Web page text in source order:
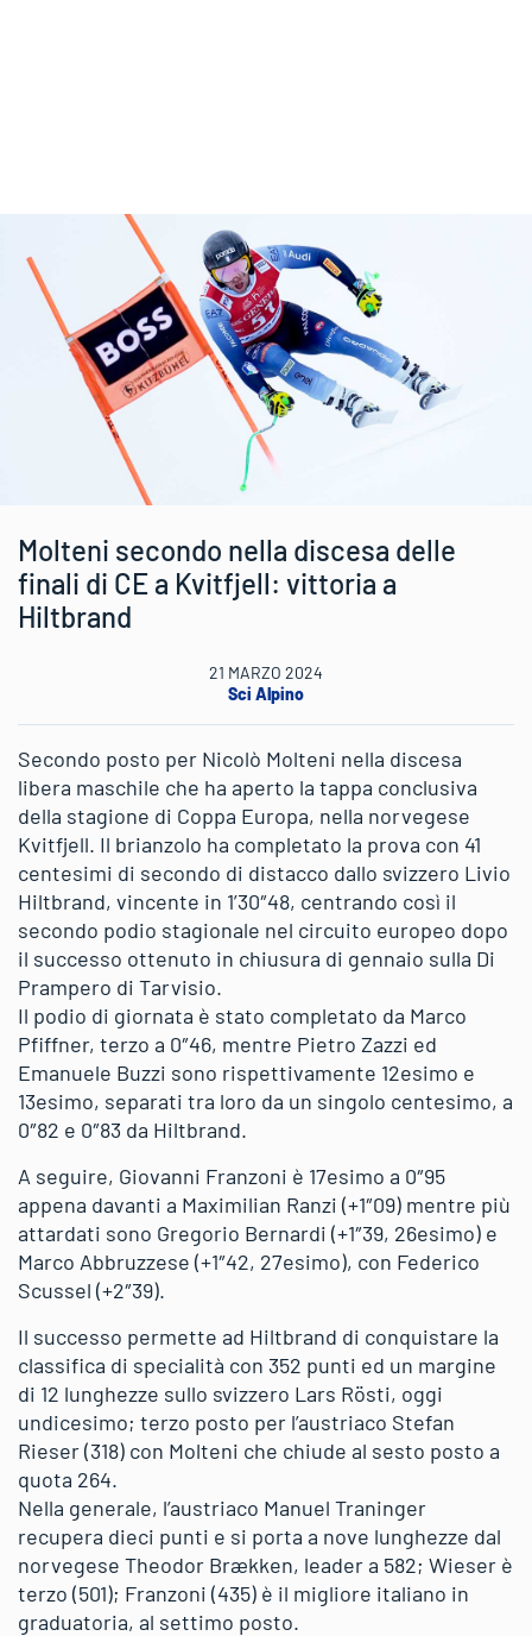
Molteni secondo nella discesa delle
finali di CE a Kvitfjell: vittoria a
Hiltbrand
21 MARZO 2024
Sci Alpino
Secondo posto per Nicolò Molteni nella discesa
libera maschile che ha aperto la tappa conclusiva
della stagione di Coppa Europa, nella norvegese
Kvitfjell. Il brianzolo ha completato la prova con 41
centesimi di secondo di distacco dallo svizzero Livio
Hiltbrand, vincente in 1’30″48, centrando così il
secondo podio stagionale nel circuito europeo dopo
il successo ottenuto in chiusura di gennaio sulla Di
Prampero di Tarvisio.
Il podio di giornata è stato completato da Marco
Pfiffner, terzo a 0″46, mentre Pietro Zazzi ed
Emanuele Buzzi sono rispettivamente 12esimo e
13esimo, separati tra loro da un singolo centesimo, a
0″82 e 0″83 da Hiltbrand.
A seguire, Giovanni Franzoni è 17esimo a 0″95
appena davanti a Maximilian Ranzi (+1″09) mentre più
attardati sono Gregorio Bernardi (+1″39, 26esimo) e
Marco Abbruzzese (+1″42, 27esimo), con Federico
Scussel (+2″39).
Il successo permette ad Hiltbrand di conquistare la
classifica di specialità con 352 punti ed un margine
di 12 lunghezze sullo svizzero Lars Rösti, oggi
undicesimo; terzo posto per l’austriaco Stefan
Rieser (318) con Molteni che chiude al sesto posto a
quota 264.
Nella generale, l’austriaco Manuel Traninger
recupera dieci punti e si porta a nove lunghezze dal
norvegese Theodor Brækken, leader a 582; Wieser è
terzo (501); Franzoni (435) è il migliore italiano in
graduatoria, al settimo posto.